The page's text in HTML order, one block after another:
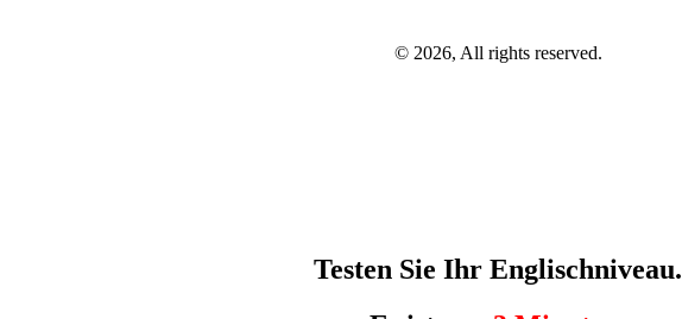
© 2026, All rights reserved.
Testen Sie Ihr Englischniveau.